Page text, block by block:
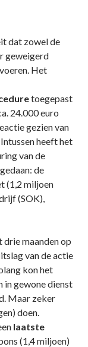
dat zowel de
geweigerd
Het
toegepast
24.000 euro
gezien van
heeft het
van de
de
(1,2 miljoen
(SOK),
maanden op
van de actie
kon het
in gewone dienst
Maar zeker
doen.
laatste
(1,4 miljoen)